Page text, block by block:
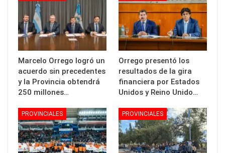
Marcelo Orrego logró un
acuerdo sin precedentes
y la Provincia obtendrá
250 millones…
Orrego presentó los
resultados de la gira
financiera por Estados
Unidos y Reino Unido…
PROVINCIALES PROVINCIALES